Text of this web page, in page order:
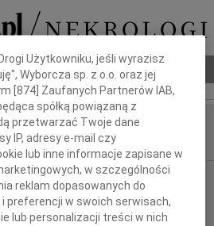
pogrzebowy
Spychalski
Użytkowniku, jeśli wyrazisz
Wyborcza sp. z o.o. oraz jej
[874 ] Zaufanych Partnerów IAB,
spółką powiązaną z
przetwarzać Twoje dane
IP, adresy e-mail czy
lub inne informacje zapisane w
w szczególności
reklam dopasowanych do
preferencji w swoich serwisach,
lub personalizacji treści w nich